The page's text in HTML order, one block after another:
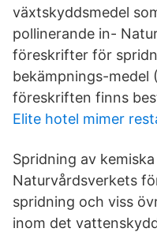
växtskyddsmedel
pollinerande in-
föreskrifter för
bekämpnings-medel
föreskriften finns
Elite hotel mimer
Spridning av
Naturvårdsverkets
spridning och viss
inom det